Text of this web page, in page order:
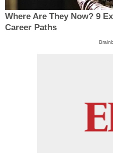
Where Are They Now? 9
Career Paths